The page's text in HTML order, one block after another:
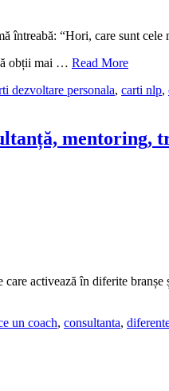
“Hori, care sunt
obții mai … Read More
dezvoltare personala, carti nlp,
mentoring,
activează în diferite
un coach, consultanta,